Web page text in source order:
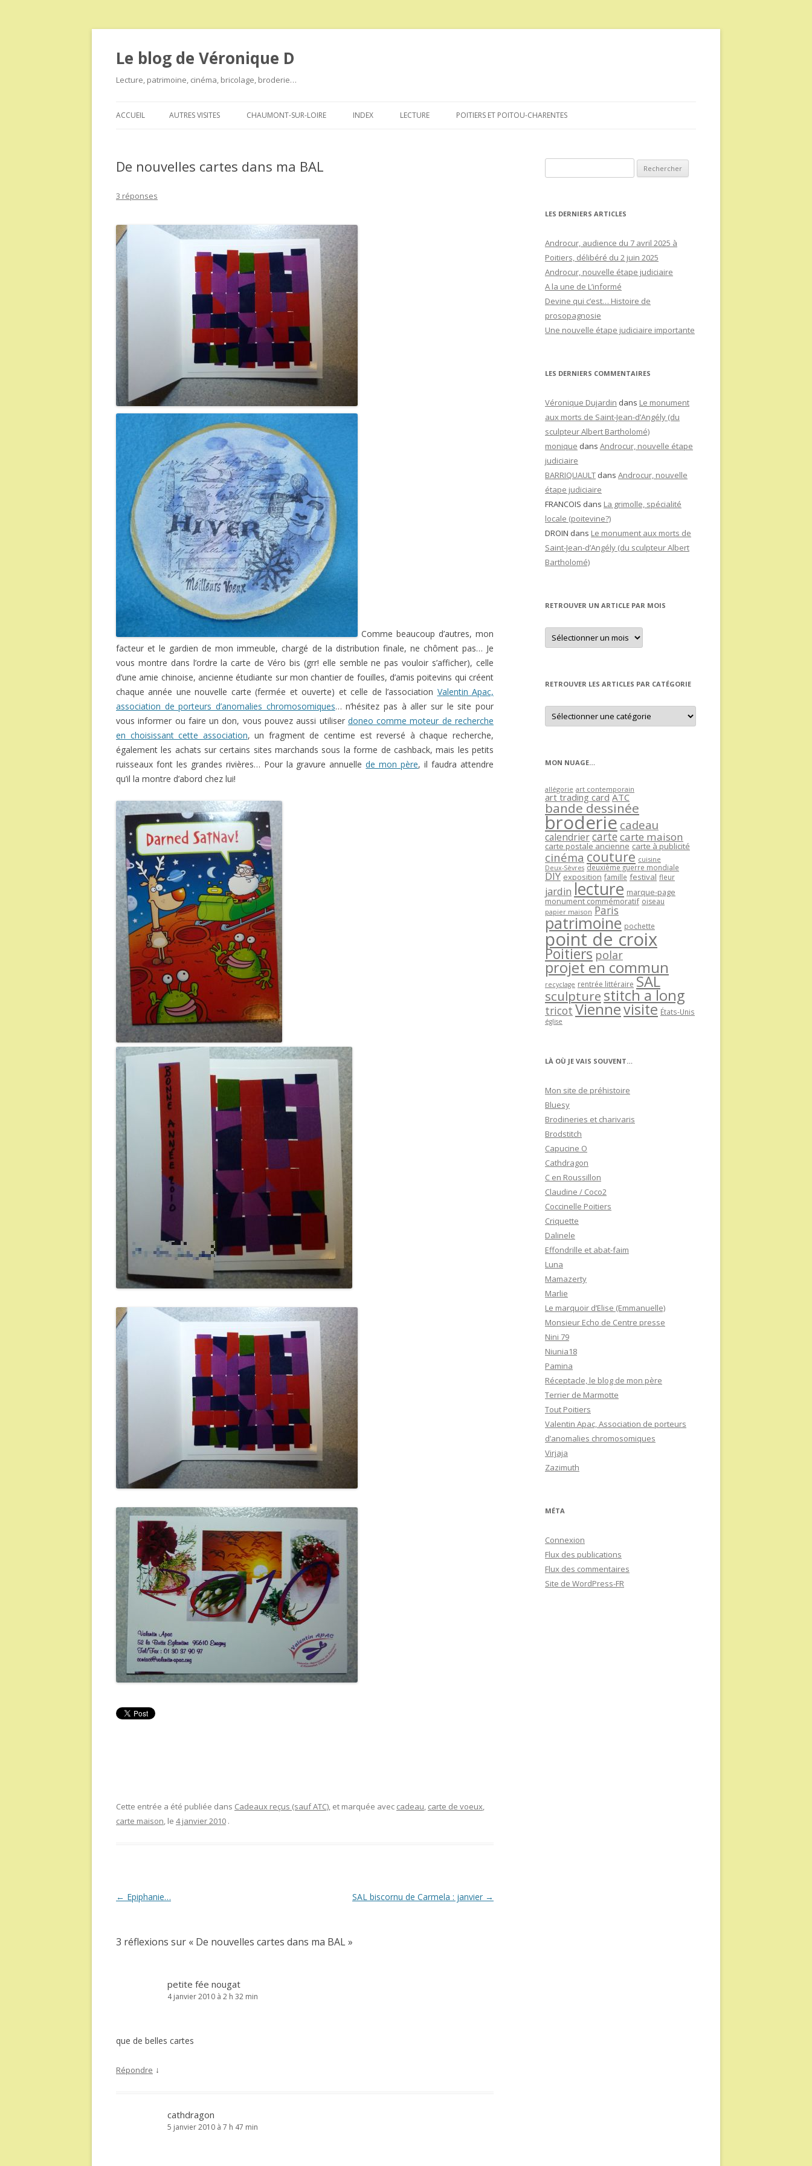
Le blog de Véronique D
Lecture, patrimoine, cinéma, bricolage, broderie…
au
ACCUEIL AUTRES VISITES CHAUMONT-SUR-LOIRE INDEX LECTURE POITIERS ET POITOU-CHARENTES
De nouvelles cartes dans ma BAL
3 réponses
Comme beaucoup d’autres, mon
facteur et le gardien de mon immeuble, chargé de la distribution finale, ne chôment pas… Je
vous montre dans l’ordre la carte de Véro bis (grr! elle semble ne pas vouloir s’afficher), celle
d’une amie chinoise, ancienne étudiante sur mon chantier de fouilles, d’amis poitevins qui créent
chaque année une nouvelle carte (fermée et ouverte) et celle de l’association Valentin Apac,
association de porteurs d’anomalies chromosomiques… n’hésitez pas à aller sur le site pour
vous informer ou faire un don, vous pouvez aussi utiliser doneo comme moteur de recherche
en choisissant cette association, un fragment de centime est reversé à chaque recherche,
également les achats sur certains sites marchands sous la forme de cashback, mais les petits
ruisseaux font les grandes rivières… Pour la gravure annuellede mon père, il faudra attendre
qu’il la montre d’abord chez lui!
Cette entrée a été publiée dans Cadeaux reçus (sauf ATC), et marquée avec cadeau, carte de voeux,
carte maison, le 4 janvier 2010 .
Navigation
← Epiphanie… SAL biscornu de Carmela : janvier →
3 réflexions sur « De nouvelles cartes dans ma BAL»
petite fée nougat
4 janvier 2010 à 2 h 32 min
que de belles cartes
Répondre ↓
cathdragon
5 janvier 2010 à 7 h 47 min
LES DERNIERS ARTICLES
Androcur, audience du 7 avril 2025 à
Poitiers, délibéré du 2 juin 2025
Androcur, nouvelle étape judiciaire
A la une de L’informé
Devine qui c’est… Histoire de
prosopagnosie
Une nouvelle étape judiciaire importante
LES DERNIERS COMMENTAIRES
Véronique Dujardin dans Le monument
aux morts de Saint-Jean-d’Angély (du
sculpteur Albert Bartholomé)
monique dans Androcur, nouvelle étape
judiciaire
BARRIQUAULT dans Androcur, nouvelle
étape judiciaire
FRANCOIS dans La grimolle, spécialité
locale (poitevine?)
DROIN dans Le monument aux morts de
Saint-Jean-d’Angély (du sculpteur Albert
Bartholomé)
RETROUVER UN ARTICLE PAR MOIS
Retrouver
un
article
RETROUVER LES ARTICLES PAR CATÉGORIE
Retrouver
les
articles
MON NUAGE…
allégorie art contemporain
art trading card ATC
bande dessinée
broderie cadeau
calendriercartecarte maison
carte postale ancienne carte à publicité
cinéma couture cuisine
Deux-Sèvres deuxième guerre mondiale
DIY exposition famille festival fleur
jardin lecture marque-page
monument commémoratif oiseau
papier maison Paris
patrimoine pochette
point de croix
Poitiers polar
projet en commun
recyclage rentrée littéraire SAL
sculpture stitch a long
tricot Viennevisite États-Unis
église
LÀ OÙ JE VAIS SOUVENT…
Mon site de préhistoire
Bluesy
Brodineries et charivaris
Brodstitch
Capucine O
Cathdragon
C en Roussillon
Claudine / Coco2
Coccinelle Poitiers
Criquette
Dalinele
Effondrille et abat-faim
Luna
Mamazerty
Marlie
Le marquoir d’Elise (Emmanuelle)
Monsieur Echo de Centre presse
Nini 79
Niunia18
Pamina
Réceptacle, le blog de mon père
Terrier de Marmotte
Tout Poitiers
Valentin Apac, Association de porteurs
d’anomalies chromosomiques
Virjaja
Zazimuth
MÉTA
Connexion
Flux des publications
Flux des commentaires
Site de WordPress-FR